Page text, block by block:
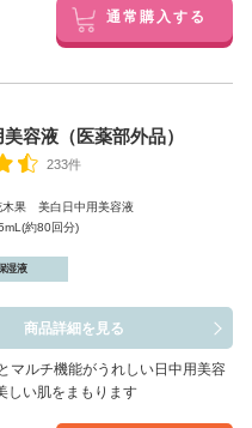
通常購入する
容液（医薬部外品）
233件
果 美白日中用美容液
約80回分)
湿液
商品詳細を見る
マルチ機能がうれしい日中用美容
しい肌をまもります